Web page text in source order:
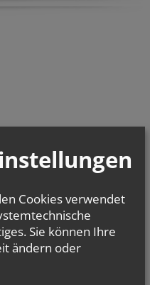
Cookies verwendet
Sie können Ihre
ändern oder